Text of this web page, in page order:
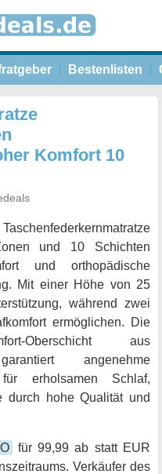
Bestenlisten
Komfort 10
und 10 Schichten
und orthopädische
Mit einer Höhe von 25
während zwei
ermöglichen. Die
Oberschicht aus
angenehme
erholsamen Schlaf,
durch hohe Qualität und
für 99,99 ab statt EUR
Verkäufer des